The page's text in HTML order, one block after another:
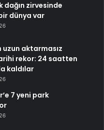
dağın zirvesinde
dünya var
uzun aktarmasız
rekor: 24 saatten
kaldılar
7 yeni park